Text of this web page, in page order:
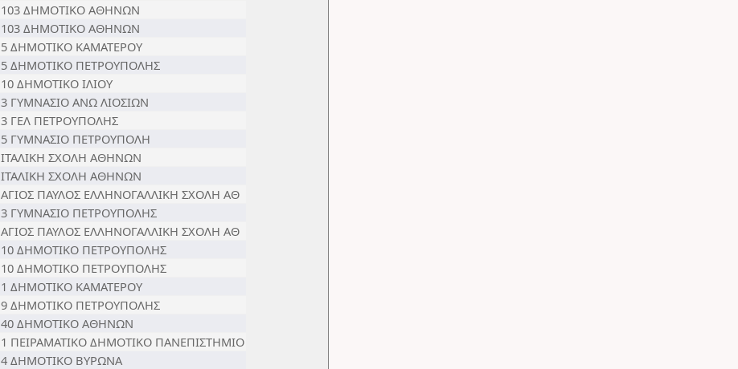
103 ΔΗΜΟΤΙΚΟ ΑΘΗΝΩΝ
103 ΔΗΜΟΤΙΚΟ ΑΘΗΝΩΝ
5 ΔΗΜΟΤΙΚΟ ΚΑΜΑΤΕΡΟΥ
5 ΔΗΜΟΤΙΚΟ ΠΕΤΡΟΥΠΟΛΗΣ
10 ΔΗΜΟΤΙΚΟ ΙΛΙΟΥ
3 ΓΥΜΝΑΣΙΟ ΑΝΩ ΛΙΟΣΙΩΝ
3 ΓΕΛ ΠΕΤΡΟΥΠΟΛΗΣ
5 ΓΥΜΝΑΣΙΟ ΠΕΤΡΟΥΠΟΛΗ
ΙΤΑΛΙΚΗ ΣΧΟΛΗ ΑΘΗΝΩΝ
ΙΤΑΛΙΚΗ ΣΧΟΛΗ ΑΘΗΝΩΝ
ΑΓΙΟΣ ΠΑΥΛΟΣ ΕΛΛΗΝΟΓΑΛΛΙΚΗ ΣΧΟΛΗ ΑΘ
3 ΓΥΜΝΑΣΙΟ ΠΕΤΡΟΥΠΟΛΗΣ
ΑΓΙΟΣ ΠΑΥΛΟΣ ΕΛΛΗΝΟΓΑΛΛΙΚΗ ΣΧΟΛΗ ΑΘ
10 ΔΗΜΟΤΙΚΟ ΠΕΤΡΟΥΠΟΛΗΣ
10 ΔΗΜΟΤΙΚΟ ΠΕΤΡΟΥΠΟΛΗΣ
1 ΔΗΜΟΤΙΚΟ ΚΑΜΑΤΕΡΟΥ
9 ΔΗΜΟΤΙΚΟ ΠΕΤΡΟΥΠΟΛΗΣ
40 ΔΗΜΟΤΙΚΟ ΑΘΗΝΩΝ
1 ΠΕΙΡΑΜΑΤΙΚΟ ΔΗΜΟΤΙΚΟ ΠΑΝΕΠΙΣΤΗΜΙΟ
4 ΔΗΜΟΤΙΚΟ ΒΥΡΩΝΑ